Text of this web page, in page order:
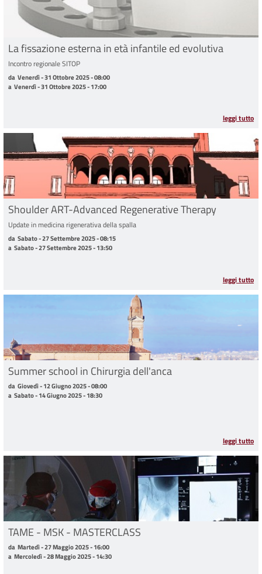
La fissazione esterna in età infantile ed evolutiva
Incontro regionale SITOP
da Venerdì - 31 Ottobre 2025 - 08:00 a Venerdì - 31 Ottobre 2025 - 17:00
da Venerdì - 31 Ottobre 2025 - 08:00
a Venerdì - 31 Ottobre 2025 - 17:00
leggi tutto
Shoulder ART-Advanced Regenerative Therapy
Update in medicina rigenerativa della spalla
da Sabato - 27 Settembre 2025 - 08:15 a Sabato - 27 Settembre 2025 - 13:50
da Sabato - 27 Settembre 2025 - 08:15
a Sabato - 27 Settembre 2025 - 13:50
leggi tutto
Summer school in Chirurgia dell'anca
da Giovedì - 12 Giugno 2025 - 08:00 a Sabato - 14 Giugno 2025 - 18:30
da Giovedì - 12 Giugno 2025 - 08:00
a Sabato - 14 Giugno 2025 - 18:30
leggi tutto
TAME - MSK - MASTERCLASS
da Martedì - 27 Maggio 2025 - 16:00 a Mercoledì - 28 Maggio 2025 - 14:30
da Martedì - 27 Maggio 2025 - 16:00
a Mercoledì - 28 Maggio 2025 - 14:30